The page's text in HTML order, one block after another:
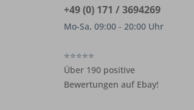
+49 (0) 171 / 3694269
Mo-Sa, 09:00 - 20:00 Uhr
⭐⭐⭐⭐⭐
Über 190 positive
Bewertungen auf Ebay!